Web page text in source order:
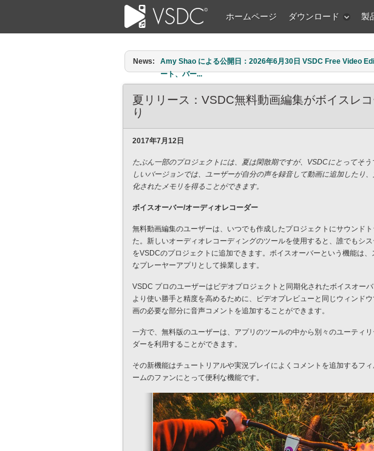
ホームページ ダウンロード 製
News:
Amy Shao による公開日：2026年3月11日 クリエイティブな人
でしょうか。もちろん、新しい可能性...
夏リリース：VSDC無料動画編集がボイスレ
り
2017年7月12日
たぶん一部のプロジェクトには、夏は閑散期ですが、VSDCにとってそ
しいバージョンでは、ユーザーが自分の声を録音して動画に追加したり
化されたメモリを得ることができます。
ボイスオーバー/オーディオレコーダー
無料動画編集のユーザーは、いつでも作成したプロジェクトにサウンド
た。新しいオーディオレコーディングのツールを使用すると、誰でもシ
をVSDCのプロジェクトに追加できます。ボイスオーバーという機能は
なプレーヤーアプリとして操業します。
VSDC プロのユーザーはビデオプロジェクトと同期化されたボイスオー
より使い勝手と精度を高めるために、ビデオプレビューと同じウィンド
画の必要な部分に音声コメントを追加することができます。
一方で、無料版のユーザーは、アプリのツールの中から別々のユーティ
ダーを利用することができます。
その新機能はチュートリアルや実況プレイによくコメントを追加するフ
ームのファンにとって便利な機能です。